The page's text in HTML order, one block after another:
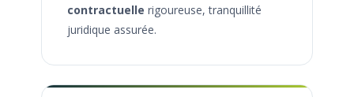
contractuelle rigoureuse, tranquillité
juridique assurée.